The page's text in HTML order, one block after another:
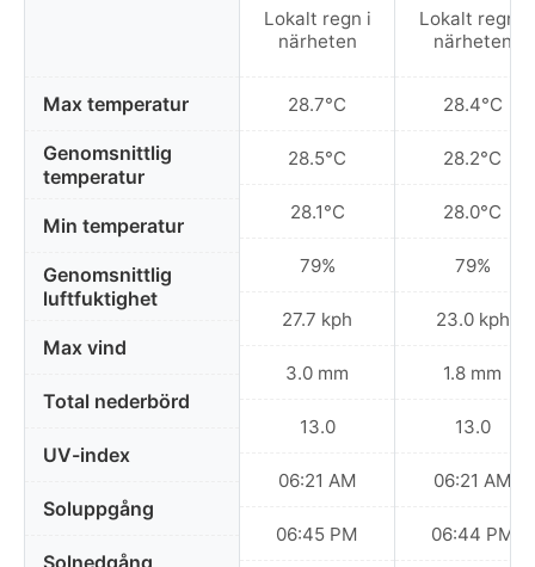
Max temperatur
Genomsnittlig
temperatur
Min temperatur
Genomsnittlig
luftfuktighet
Max vind
Total nederbörd
UV-index
Soluppgång
Solnedgång
Lokalt regn i
närheten
28.7°C
28.5°C
28.1°C
79%
27.7 kph
3.0 mm
13.0
06:21 AM
06:45 PM
Lokalt regn i
närheten
28.4°C
28.2°C
28.0°C
79%
23.0 kph
1.8 mm
13.0
06:21 AM
06:44 PM